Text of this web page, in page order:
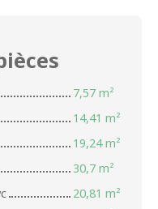
7,57 m²
14,41 m²
19,24 m²
30,7 m²
20,81 m²